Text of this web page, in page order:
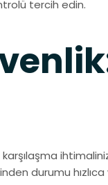
tercih edin.
durumu